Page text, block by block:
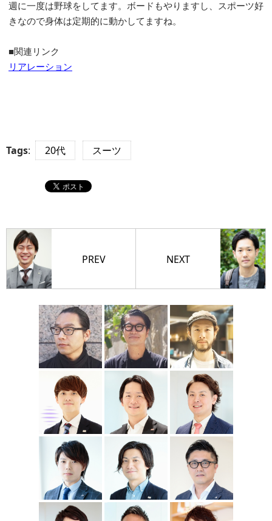
週に一度は野球をしてます。ボードもやりますし、スポーツ好
きなので身体は定期的に動かしてますね。
■関連リンク
リアレーション
Tags: 20代 スーツ
PREV NEXT